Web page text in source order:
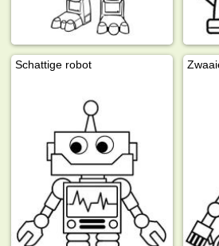
Schattige robot